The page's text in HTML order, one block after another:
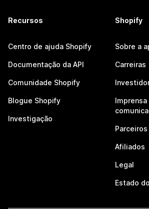
Recursos
Centro de ajuda Shopify
Documentação da API
Comunidade Shopify
Blogue Shopify
Investigação
Shopify
Sobre a
Carreiras
Parceiros
Afiliados
Legal
Estado